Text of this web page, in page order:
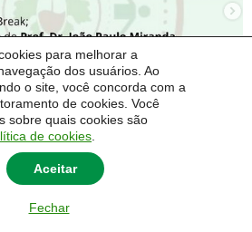
para melhorar a
dos usuários. Ao
o site, você concorda com a
de cookies. Você
sobre quais cookies são
de cookies
Aceitar
Fechar